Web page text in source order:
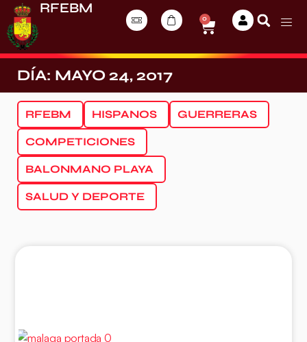
RFEBM
0
DÍA: MAYO 24, 2017
RFEBM HISPANOS GUERRERAS
COMPETICIONES
BALONMANO PLAYA
SALUD Y DEPORTE